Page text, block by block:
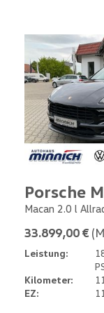
Porsche
Macan 2.0 l
33.899,00 €
Leistung:
Kilometer:
EZ: